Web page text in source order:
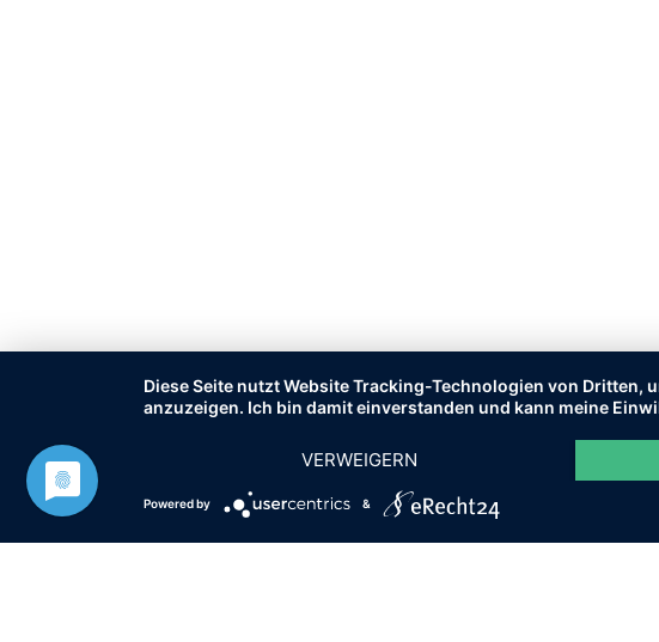
© 2010 - 2021 HOPF-IMMOBILIEN.DE. ALLE RECHTE VORBEHALTEN.
Diese Seite nutzt Website Tracking-Technologien von
anzuzeigen. Ich bin damit einverstanden und kann meine
VERWEIGERN
Powered by &